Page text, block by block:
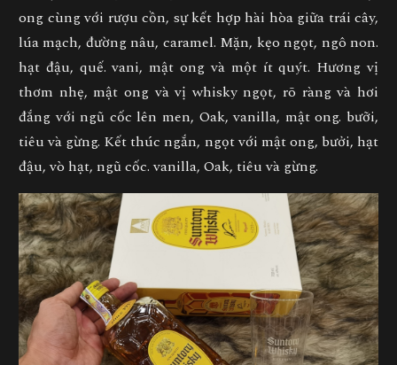
ong cùng với rượu cồn, sự kết hợp hài hòa giữa trái cây,
lúa mạch, đường nâu, caramel. Mặn, kẹo ngọt, ngô non.
hạt đậu, quế. vani, mật ong và một ít quýt. Hương vị
thơm nhẹ, mật ong và vị whisky ngọt, rõ ràng và hơi
đắng với ngũ cốc lên men, Oak, vanilla, mật ong. bưỡi,
tiêu và gừng. Kết thúc ngắn, ngọt với mật ong, bưởi, hạt
đậu, vò hạt, ngũ cốc. vanilla, Oak, tiêu và gừng.